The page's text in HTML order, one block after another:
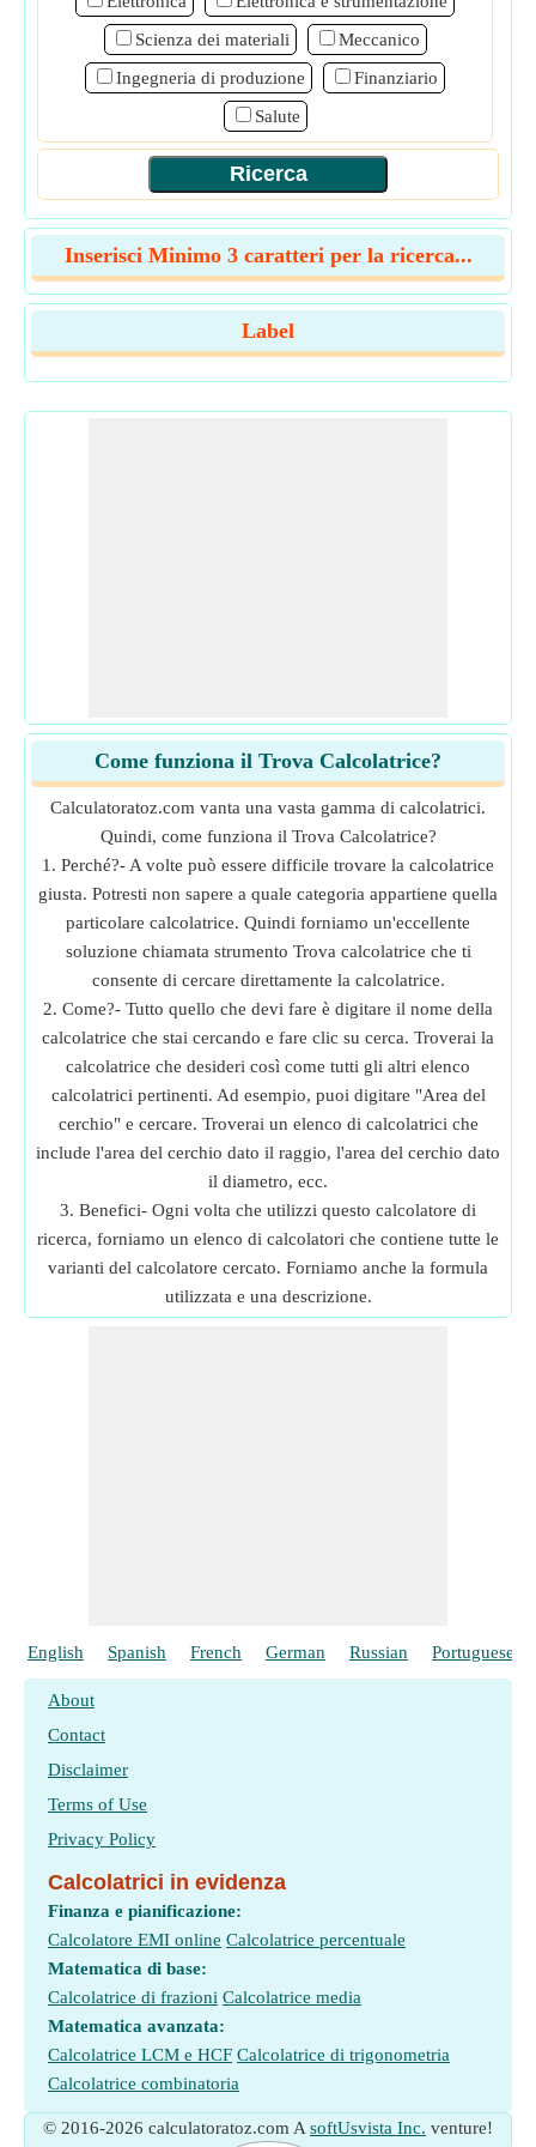
Scienza dei materiali
Meccanico
Ingegneria di produzione
Finanziario
Salute
Inserisci Minimo 3 caratteri per la ricerca...
Label
Come funziona il Trova Calcolatrice?
Calculatoratoz.com vanta una vasta gamma di calcolatrici.
Quindi, come funziona il Trova Calcolatrice?
1. Perché?- A volte può essere difficile trovare la calcolatrice
giusta. Potresti non sapere a quale categoria appartiene quella
particolare calcolatrice. Quindi forniamo un'eccellente
soluzione chiamata strumento Trova calcolatrice che ti
consente di cercare direttamente la calcolatrice.
2. Come?- Tutto quello che devi fare è digitare il nome della
calcolatrice che stai cercando e fare clic su cerca. Troverai la
calcolatrice che desideri così come tutti gli altri elenco
calcolatrici pertinenti. Ad esempio, puoi digitare "Area del
cerchio" e cercare. Troverai un elenco di calcolatrici che
include l'area del cerchio dato il raggio, l'area del cerchio dato
il diametro, ecc.
3. Benefici- Ogni volta che utilizzi questo calcolatore di
ricerca, forniamo un elenco di calcolatori che contiene tutte le
varianti del calcolatore cercato. Forniamo anche la formula
utilizzata e una descrizione.
English Spanish French German Russian Portuguese
About
Contact
Disclaimer
Terms of Use
Privacy Policy
Calcolatrici in evidenza
Finanza e pianificazione:
Calcolatore EMI online Calcolatrice percentuale
Matematica di base:
Calcolatrice di frazioni Calcolatrice media
Matematica avanzata:
Calcolatrice LCM e HCF Calcolatrice di trigonometria
Calcolatrice combinatoria
© 2016-2026 calculatoratoz.com A softUsvista Inc. venture!